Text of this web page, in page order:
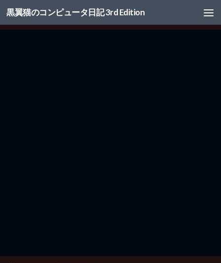
コンテンツへスキップ
黒翼猫のコンピュータ日記 3rd Edition